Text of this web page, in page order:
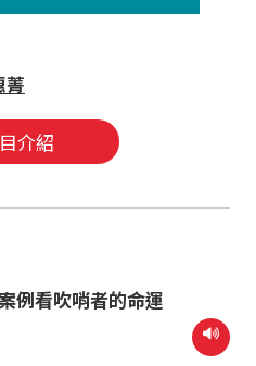
菁
介紹
例看吹哨者的命運